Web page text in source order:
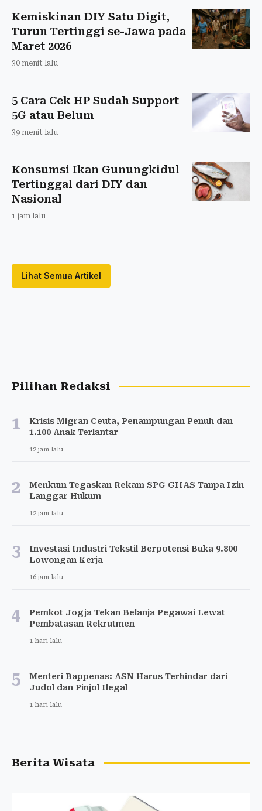
Kemiskinan DIY Satu Digit,
Turun Tertinggi se-Jawa pada
Maret 2026
30 menit lalu
5 Cara Cek HP Sudah Support
5G atau Belum
39 menit lalu
Konsumsi Ikan Gunungkidul
Tertinggal dari DIY dan
Nasional
1 jam lalu
Lihat Semua Artikel
Pilihan Redaksi
1
Krisis Migran Ceuta, Penampungan Penuh dan
1.100 Anak Terlantar
12 jam lalu
2
Menkum Tegaskan Rekam SPG GIIAS Tanpa Izin
Langgar Hukum
12 jam lalu
3
Investasi Industri Tekstil Berpotensi Buka 9.800
Lowongan Kerja
16 jam lalu
4
Pemkot Jogja Tekan Belanja Pegawai Lewat
Pembatasan Rekrutmen
1 hari lalu
5
Menteri Bappenas: ASN Harus Terhindar dari
Judol dan Pinjol Ilegal
1 hari lalu
Berita Wisata